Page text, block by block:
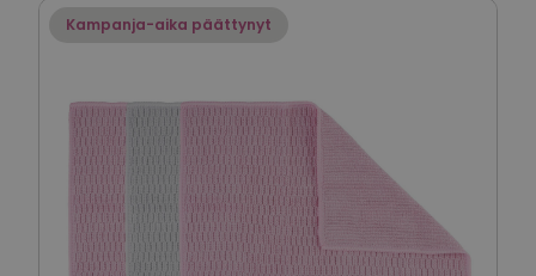
Kampanja-aika päättynyt